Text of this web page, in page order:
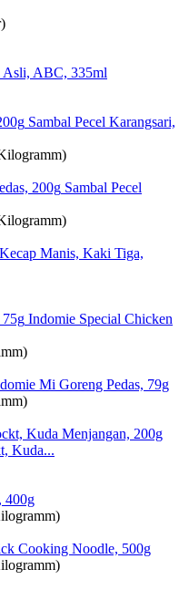
Asli, ABC, 335ml
Sambal Pecel Karangsari,
Sambal Pecel
Kecap Manis, Kaki Tiga,
Indomie Special Chicken
Mi Goreng Pedas, 79g
Kuda...
400g
Cooking Noodle, 500g